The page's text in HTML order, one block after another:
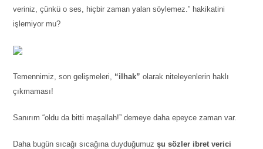
veriniz, çünkü o ses, hiçbir zaman yalan söylemez.” hakikatini
işlemiyor mu?
Temennimiz, son gelişmeleri, “ilhak” olarak niteleyenlerin haklı
çıkmaması!
Sanırım “oldu da bitti maşallah!” demeye daha epeyce zaman var.
Daha bugün sıcağı sıcağına duyduğumuzşu sözler ibret verici